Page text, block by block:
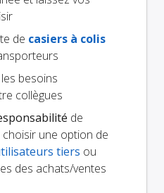
de casiers à colis
les besoins
collègues
de
une option de
tiers ou
des achats/ventes